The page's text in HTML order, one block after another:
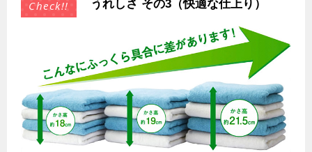
うれしさ その3（快適な仕上り）